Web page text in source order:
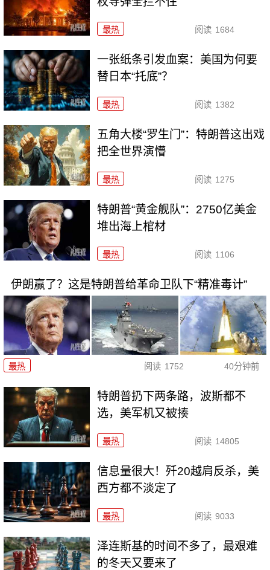
最热 阅读 1684
一张纸条引发血案：美国为何要
替日本“托底”？
最热 阅读 1382
五角大楼“罗生门”：特朗普这出戏
把全世界演懵
最热 阅读 1275
特朗普“黄金舰队”：2750亿美金
堆出海上棺材
最热 阅读 1106
伊朗赢了？这是特朗普给革命卫队下“精准毒计”
最热 阅读 1752 40分钟前
特朗普扔下两条路，波斯都不
选，美军机又被揍
最热 阅读 14805
信息量很大！歼20越肩反杀，美
西方都不淡定了
最热 阅读 9033
泽连斯基的时间不多了，最艰难
的冬天又要来了